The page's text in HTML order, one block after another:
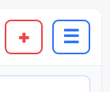
+ ☰